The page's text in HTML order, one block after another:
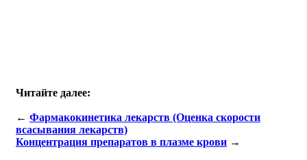
Читайте далее:
← Фармакокинетика лекарств (Оценка скорости
всасывания лекарств)
Концентрация препаратов в плазме крови →